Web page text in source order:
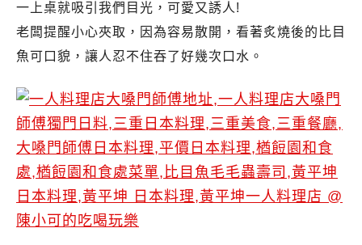
一上桌就吸引我們目光，可愛又誘人!
老闆提醒小心夾取，因為容易散開，看著炙燒後的比目
魚可口貌，讓人忍不住吞了好幾次口水。